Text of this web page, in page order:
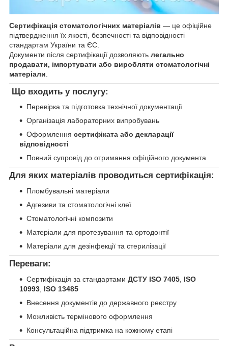
Сертифікація стоматологічних матеріалів — це офіційне
підтвердження їх якості, безпечності та відповідності
стандартам України та ЄС.
Документи після сертифікації дозволяють легально
продавати, імпортувати або виробляти стоматологічні
матеріали
Що входить у послугу:
Перевірка та підготовка технічної документації
Організація лабораторних випробувань
Оформлення сертифіката або декларації
відповідності
Повний супровід до отримання офіційного документа
Для яких матеріалів проводиться сертифікація:
Пломбувальні матеріали
Адгезиви та стоматологічні клеї
Стоматологічні композити
Матеріали для протезування та ортодонтії
Матеріали для дезінфекції та стерилізації
Переваги:
Сертифікація за стандартами ДСТУ ISO 7405 ISO
10993 ISO 13485
Внесення документів до державного реєстру
Можливість термінового оформлення
Консультаційна підтримка на кожному етапі